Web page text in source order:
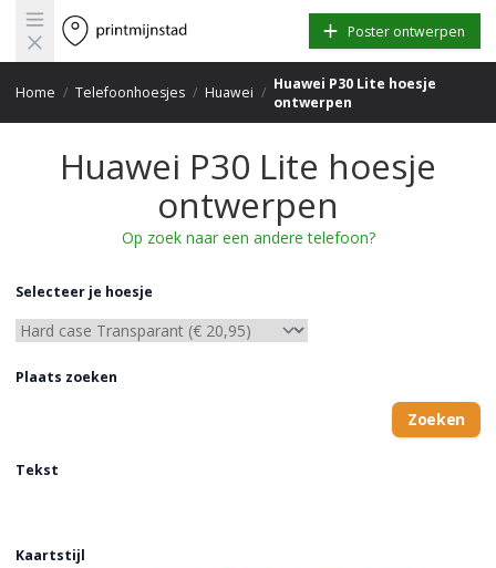
Open main menu Poster ontwerpen
Home / Telefoonhoesjes / Huawei / Huawei P30 Lite hoesje
ontwerpen
Huawei P30 Lite hoesje
ontwerpen
Op zoek naar een andere telefoon?
Selecteer je hoesje
Plaats zoeken
Zoeken
Tekst
Kaartstijl